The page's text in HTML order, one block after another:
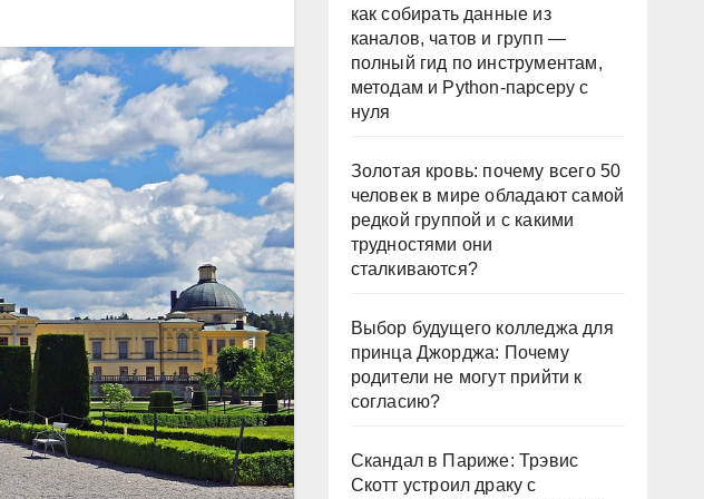
как собирать данные из
каналов, чатов и групп —
полный гид по инструментам,
методам и Python-парсеру с
нуля
Золотая кровь: почему всего 50
человек в мире обладают самой
редкой группой и с какими
трудностями они
сталкиваются?
Выбор будущего колледжа для
принца Джорджа: Почему
родители не могут прийти к
согласию?
Скандал в Париже: Трэвис
Скотт устроил драку с